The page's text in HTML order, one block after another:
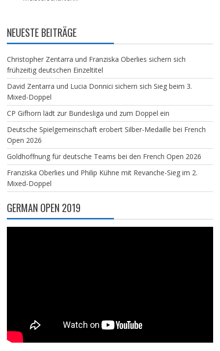
NEUESTE BEITRÄGE
Christopher Zentarra und Franziska Oberlies sichern sich
frühzeitig deutschen Einzeltitel
David Zentarra und Lucia Donnici sichern sich Sieg beim 3.
Mixed-Doppel
CP Gifhorn lädt zur Bundesliga und zum Doppel ein
Deutsche Spielgemeinschaft erobert Silber-Medaille bei French
Open 2026
Goldhoffnung für deutsche Teams bei den French Open 2026
Franziska Oberlies und Philip Kühne mit Revanche-Sieg im 2.
Mixed-Doppel
GERMAN OPEN 2019